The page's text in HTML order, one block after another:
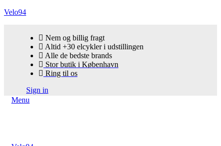
Velo94
Nem og billig fragt
Altid +30 elcykler i udstillingen
Alle de bedste brands
Stor butik i København
Ring til os
Sign in
Menu